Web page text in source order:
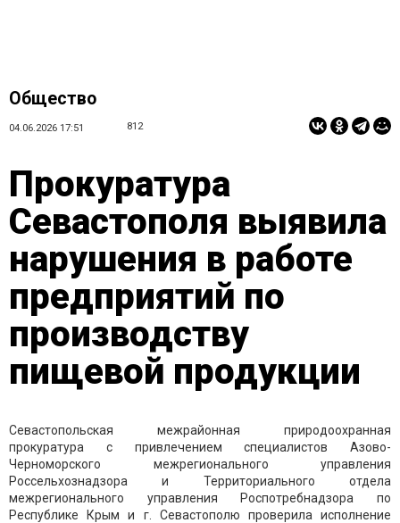
Общество
04.06.2026 17:51 812
Прокуратура
Севастополя выявила
нарушения в работе
предприятий по
производству
пищевой продукции
Севастопольская межрайонная природоохранная
прокуратура с привлечением специалистов Азово-
Черноморского межрегионального управления
Россельхознадзора и Территориального отдела
межрегионального управления Роспотребнадзора по
Республике Крым и г. Севастополю проверила исполнение